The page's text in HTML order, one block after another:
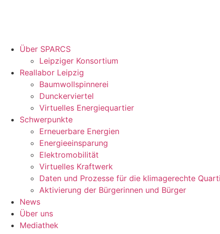
Über SPARCS
Leipziger Konsortium
Reallabor Leipzig
Baumwollspinnerei
Dunckerviertel
Virtuelles Energiequartier
Schwerpunkte
Erneuerbare Energien
Energieeinsparung
Elektromobilität
Virtuelles Kraftwerk
Daten und Prozesse für die klimagerechte
Aktivierung der Bürgerinnen und Bürger
News
Über uns
Mediathek